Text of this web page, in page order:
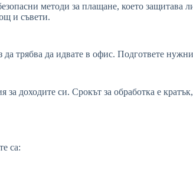
методи за плащане, което
и съвети.
трябва да идвате в офис. Подгответе
доходите си. Срокът за обработка е
са: